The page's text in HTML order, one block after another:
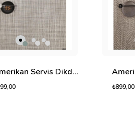
Amerikan Servis Dikdörtgen Combo
₺899,00